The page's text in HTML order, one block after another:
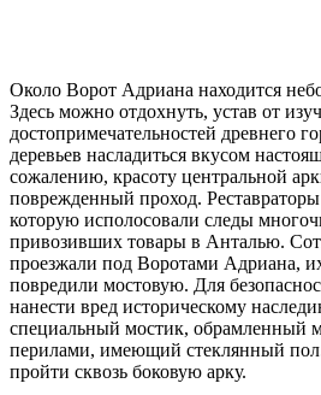
Около Ворот Адриана находится
Здесь можно отдохнуть, устав от
достопримечательностей древнего
деревьев насладиться вкусом
сожалению, красоту центральной
поврежденный проход.
которую исполосовали следы
привозивших товары в Анталью.
проезжали под Воротами Адриана,
повредили мостовую. Для
нанести вред историческому
специальный мостик, обрамленный
перилами, имеющий стеклянный
пройти сквозь боковую арку.